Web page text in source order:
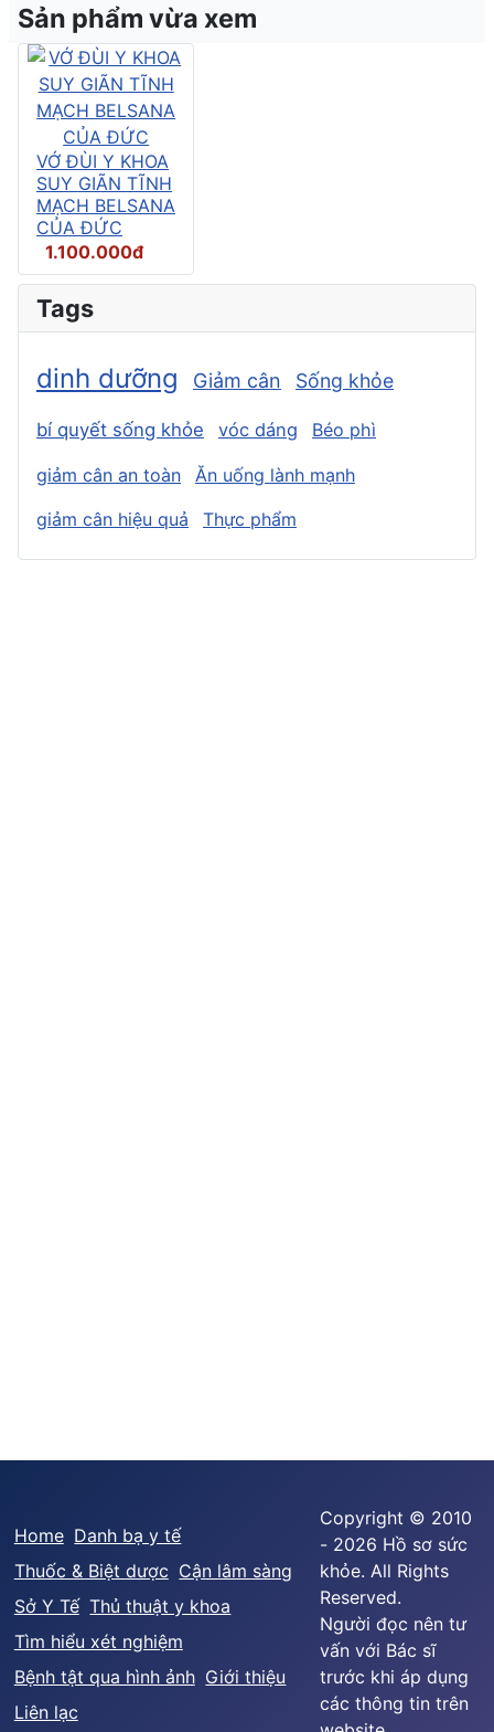
Sản phẩm vừa xem
VỚ ĐÙI Y KHOA
SUY GIÃN TĨNH
MẠCH BELSANA
CỦA ĐỨC
1.100.000đ
Tags
dinh dưỡng Giảm cân Sống khỏe
bí quyết sống khỏe vóc dáng Béo phì
giảm cân an toàn
Ăn uống lành mạnh
giảm cân hiệu quả
Thực phẩm
Home Danh bạ y tế
Thuốc & Biệt dược Cận lâm sàng
Sở Y Tế Thủ thuật y khoa
Tìm hiểu xét nghiệm
Bệnh tật qua hình ảnh Giới thiệu
Liên lạc
Copyright © 2010
- 2026 Hồ sơ sức
khỏe. All Rights
Reserved.
Người đọc nên tư
vấn với Bác sĩ
trước khi áp dụng
các thông tin trên